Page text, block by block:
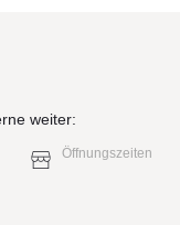
weiter:
Öffnungszeiten